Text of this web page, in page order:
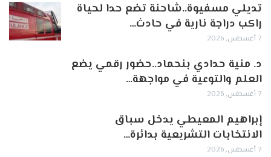
تديلي مسفيوة..شاحنة تضع حدا لحياة
راكب دراجة نارية في حادث…
7 أغسطس, 2026
د. منية حدادي بنحماد..حضور رقمي يضع
العلم والتوعية في مواجهة…
7 أغسطس, 2026
إبراهيم المعيطي يدخل سباق
الانتخابات التشريعية بدائرة…
7 أغسطس, 2026